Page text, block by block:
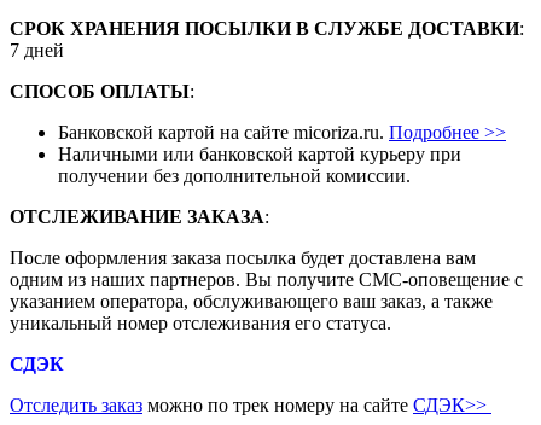
СРОК ХРАНЕНИЯ ПОСЫЛКИ В СЛУЖБЕ ДОСТАВКИ:
7 дней
СПОСОБ ОПЛАТЫ:
Банковской картой на сайте micoriza.ru. Подробнее >>
Наличными или банковской картой курьеру при
получении без дополнительной комиссии.
ОТСЛЕЖИВАНИЕ ЗАКАЗА:
После оформления заказа посылка будет доставлена вам
одним из наших партнеров. Вы получите СМС-оповещение с
указанием оператора, обслуживающего ваш заказ, а также
уникальный номер отслеживания его статуса.
СДЭК
Отследить заказ можно по трек номеру на сайте СДЭК>>